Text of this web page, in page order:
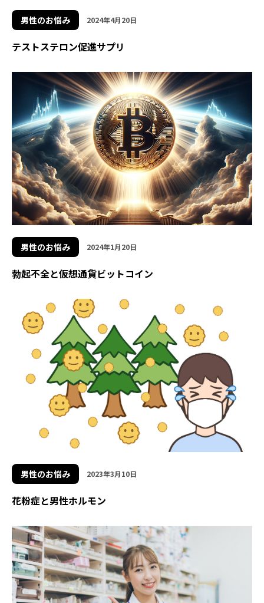
男性のお悩み 2024年4月20日
テストステロン促進サプリ
男性のお悩み 2024年1月20日
勃起不全と仮想通貨ビットコイン
男性のお悩み 2023年3月10日
花粉症と男性ホルモン